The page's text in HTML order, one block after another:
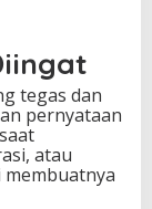
tegas dan
pernyataan
atau